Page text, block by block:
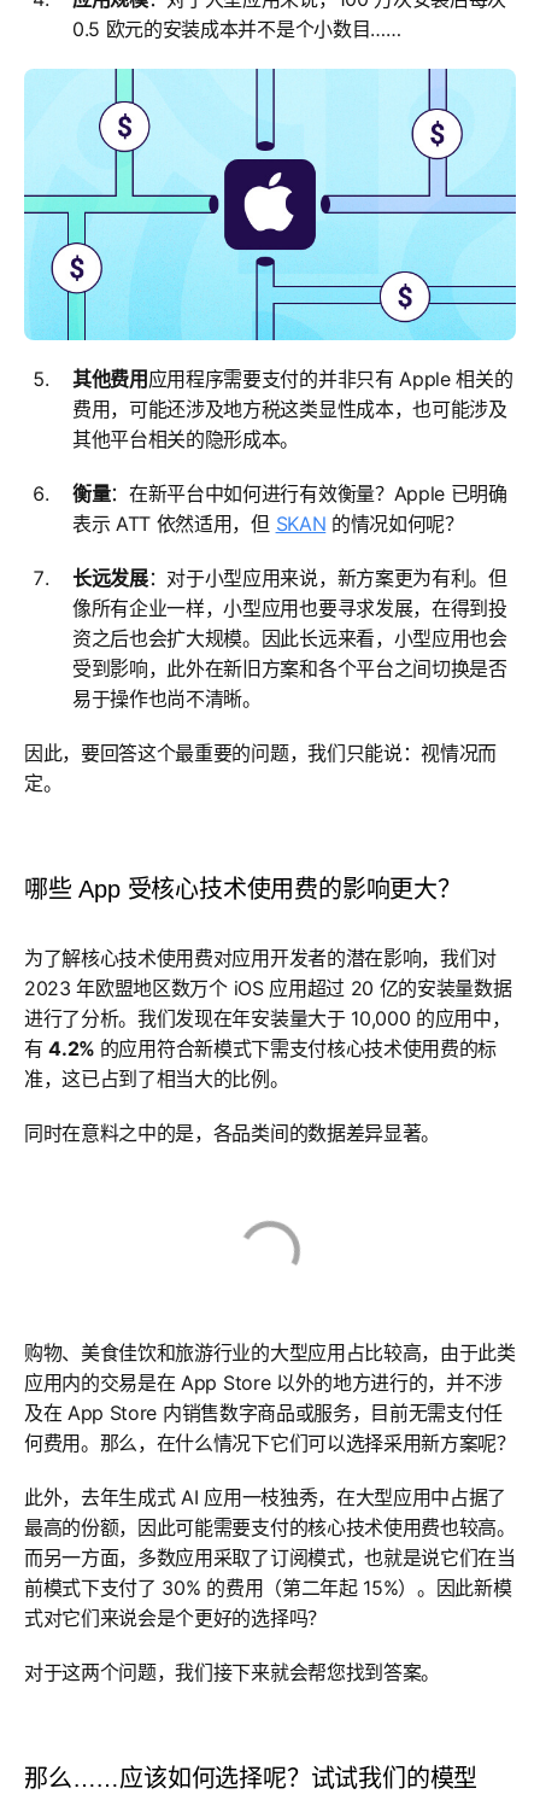
0.5 欧元的安装成本并不是个小数目……
其他费用 应用程序需要支付的并非只有 Apple 相关的
费用，可能还涉及地方税这类显性成本，也可能涉及
其他平台相关的隐形成本。
衡量：在新平台中如何进行有效衡量？Apple 已明确
表示 ATT 依然适用，但 SKAN 的情况如何呢？
长远发展：对于小型应用来说，新方案更为有利。但
像所有企业一样，小型应用也要寻求发展，在得到投
资之后也会扩大规模。因此长远来看，小型应用也会
受到影响，此外在新旧方案和各个平台之间切换是否
易于操作也尚不清晰。
因此，要回答这个最重要的问题，我们只能说：视情况而
定。
哪些 App 受核心技术使用费的影响更大？
为了解核心技术使用费对应用开发者的潜在影响，我们对
2023 年欧盟地区数万个 iOS 应用超过 20 亿的安装量数据
进行了分析。我们发现在年安装量大于 10,000 的应用中，
有4.2% 的应用符合新模式下需支付核心技术使用费的标
准，这已占到了相当大的比例。
同时在意料之中的是，各品类间的数据差异显著。
购物、美食佳饮和旅游行业的大型应用占比较高，由于此类
应用内的交易是在 App Store 以外的地方进行的，并不涉
及在 App Store 内销售数字商品或服务，目前无需支付任
何费用。那么，在什么情况下它们可以选择采用新方案呢？
此外，去年生成式 AI 应用一枝独秀，在大型应用中占据了
最高的份额，因此可能需要支付的核心技术使用费也较高。
而另一方面，多数应用采取了订阅模式，也就是说它们在当
前模式下支付了 30% 的费用（第二年起 15%）。因此新模
式对它们来说会是个更好的选择吗？
对于这两个问题，我们接下来就会帮您找到答案。
那么……应该如何选择呢？试试我们的模型